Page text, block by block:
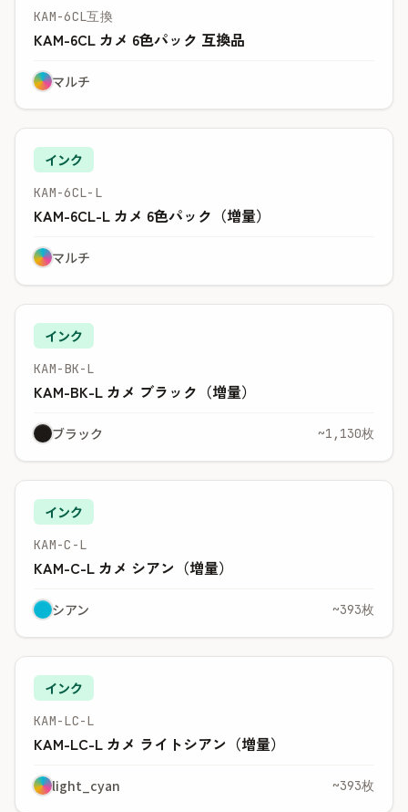
KAM-6CL互換
KAM-6CL カメ 6色パック 互換品
マルチ
インク
KAM-6CL-L
KAM-6CL-L カメ 6色パック（増量）
マルチ
インク
KAM-BK-L
KAM-BK-L カメ ブラック（増量）
ブラック ~1,130枚
インク
KAM-C-L
KAM-C-L カメ シアン（増量）
シアン ~393枚
インク
KAM-LC-L
KAM-LC-L カメ ライトシアン（増量）
light_cyan ~393枚